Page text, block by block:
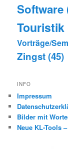
Software
Touristik
Vorträge/
Zingst(45)
INFO
Impressum
Bilder mit
Neue KL-Tools